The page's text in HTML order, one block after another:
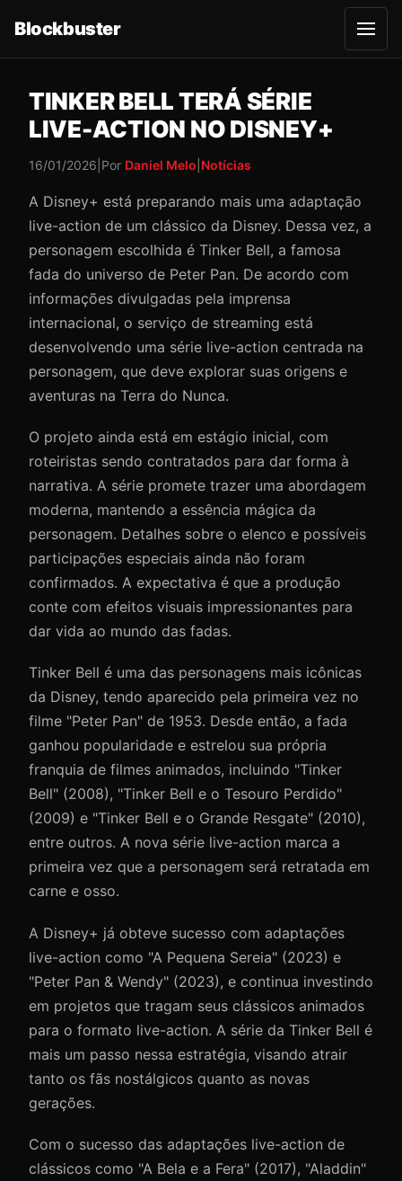
Blockbuster
A
b
r
TINKER BELL TERÁ SÉRIE
LIVE-ACTION NO DISNEY+
16/01/2026 Por Daniel Melo Notícias
A Disney+ está preparando mais uma adaptação
live-action de um clássico da Disney. Dessa vez, a
personagem escolhida é Tinker Bell, a famosa
fada do universo de Peter Pan. De acordo com
informações divulgadas pela imprensa
internacional, o serviço de streaming está
desenvolvendo uma série live-action centrada na
personagem, que deve explorar suas origens e
aventuras na Terra do Nunca.
O projeto ainda está em estágio inicial, com
roteiristas sendo contratados para dar forma à
narrativa. A série promete trazer uma abordagem
moderna, mantendo a essência mágica da
personagem. Detalhes sobre o elenco e possíveis
participações especiais ainda não foram
confirmados. A expectativa é que a produção
conte com efeitos visuais impressionantes para
dar vida ao mundo das fadas.
Tinker Bell é uma das personagens mais icônicas
da Disney, tendo aparecido pela primeira vez no
filme "Peter Pan" de 1953. Desde então, a fada
ganhou popularidade e estrelou sua própria
franquia de filmes animados, incluindo "Tinker
Bell" (2008), "Tinker Bell e o Tesouro Perdido"
(2009) e "Tinker Bell e o Grande Resgate" (2010),
entre outros. A nova série live-action marca a
primeira vez que a personagem será retratada em
carne e osso.
A Disney+ já obteve sucesso com adaptações
live-action como "A Pequena Sereia" (2023) e
"Peter Pan & Wendy" (2023), e continua investindo
em projetos que tragam seus clássicos animados
para o formato live-action. A série da Tinker Bell é
mais um passo nessa estratégia, visando atrair
tanto os fãs nostálgicos quanto as novas
gerações.
Com o sucesso das adaptações live-action de
clássicos como "A Bela e a Fera" (2017), "Aladdin"